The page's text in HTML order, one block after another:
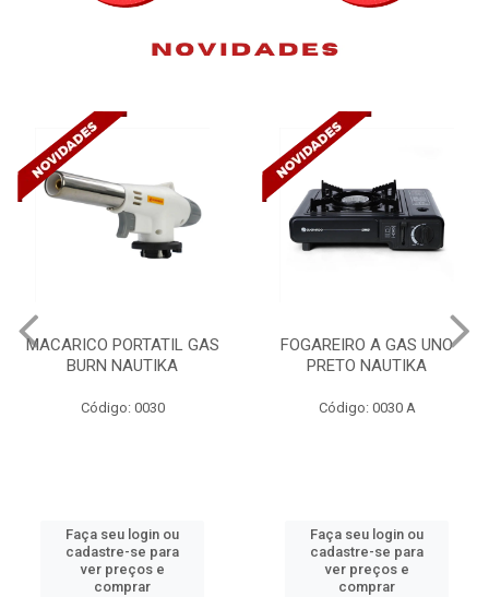
MACARICO PORTATIL GAS
BURN NAUTIKA
Código: 0030
Faça seu login ou
cadastre-se para
ver preços e
comprar
FOGAREIRO A GAS UNO
PRETO NAUTIKA
Código: 0030 A
Faça seu login ou
cadastre-se para
ver preços e
comprar